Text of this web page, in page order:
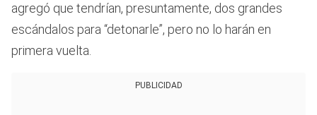
agregó que tendrían, presuntamente, dos grandes
escándalos para “detonarle”, pero no lo harán en
primera vuelta.
PUBLICIDAD